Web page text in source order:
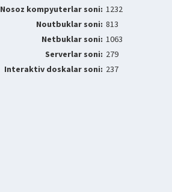
Nosoz kompyuterlar soni: 1232
Noutbuklar soni: 813
Netbuklar soni: 1063
Serverlar soni: 279
Interaktiv doskalar soni: 237